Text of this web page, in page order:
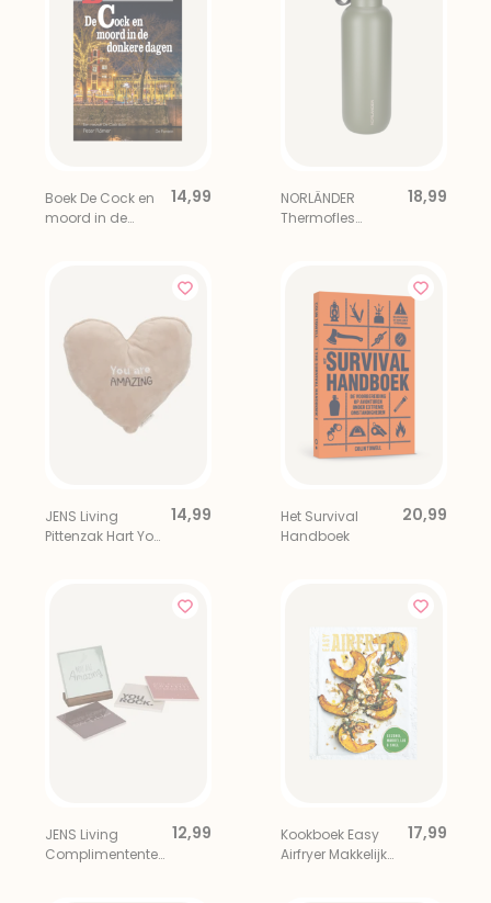
Boek De Cock en
moord in de
14,99
NORLÄNDER
Thermofles
18,99
JENS Living
Pittenzak Hart You
14,99
Het Survival
Handboek
20,99
JENS Living
Complimententeg
12,99
Kookboek Easy
Airfryer Makkelijk
17,99